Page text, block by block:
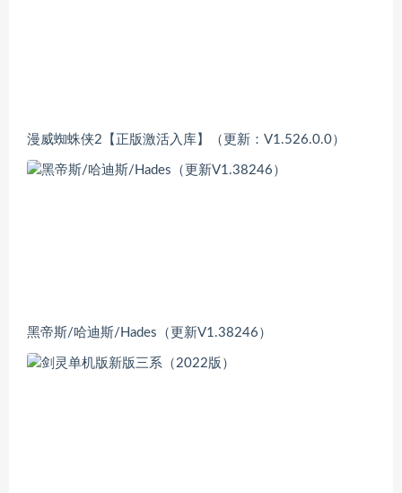
漫威蜘蛛侠2【正版激活入库】（更新：V1.526.0.0）
黑帝斯/哈迪斯/Hades（更新V1.38246）